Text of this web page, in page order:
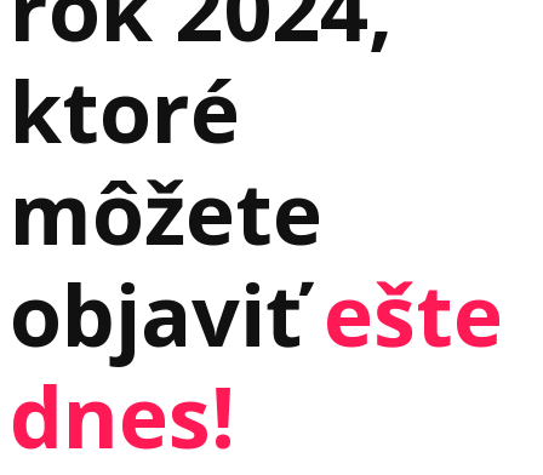
ktoré
môžete
objaviťešte
dnes!